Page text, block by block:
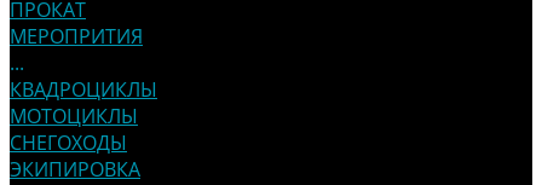
ПРОКАТ
МЕРОПРИТИЯ
...
КВАДРОЦИКЛЫ
МОТОЦИКЛЫ
СНЕГОХОДЫ
ЭКИПИРОВКА